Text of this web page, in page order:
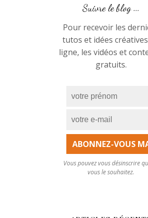
Suivre le blog ...
Pour recevoir les
tutos et idées
ligne, les vidéos et
gratuits.
Vous pouvez vous désinscrire
vous le souhaitez.